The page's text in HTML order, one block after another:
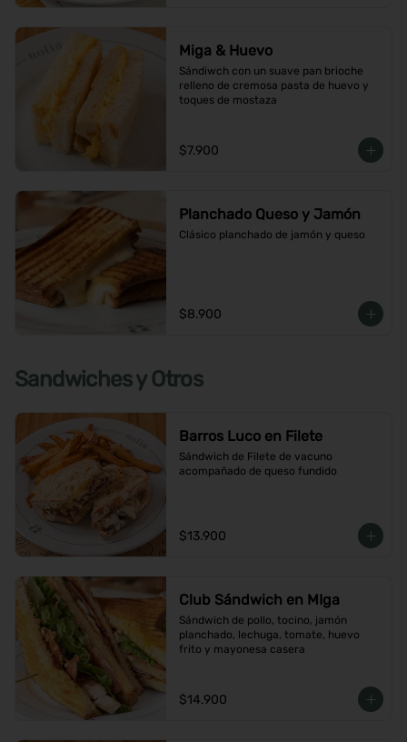
Miga & Huevo
Sándiwch con un suave pan brioche
relleno de cremosa pasta de huevo y
toques de mostaza
$7.900
Planchado Queso y Jamón
Clásico planchado de jamón y queso
$8.900
Sandwiches y Otros
Barros Luco en Filete
Sándwich de Filete de vacuno
acompañado de queso fundido
$13.900
Club Sándwich en MIga
Sándwich de pollo, tocino, jamón
planchado, lechuga, tomate, huevo
frito y mayonesa casera
$14.900